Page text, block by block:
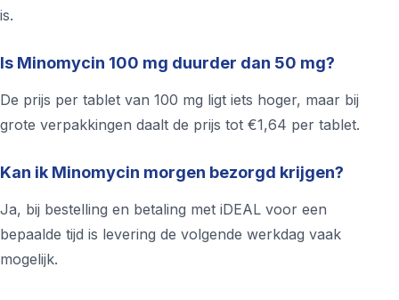
is.
Is Minomycin 100 mg duurder dan 50 mg?
De prijs per tablet van 100 mg ligt iets hoger, maar bij
grote verpakkingen daalt de prijs tot €1,64 per tablet.
Kan ik Minomycin morgen bezorgd krijgen?
Ja, bij bestelling en betaling met iDEAL voor een
bepaalde tijd is levering de volgende werkdag vaak
mogelijk.